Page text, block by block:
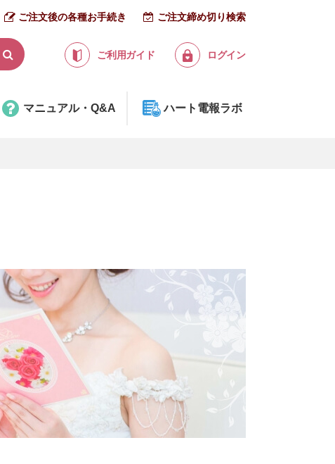
ご注文後の各種お手続き ご注文締め切り検索
ご利用ガイド ログイン
マニュアル・Q&A ハート電報ラボ